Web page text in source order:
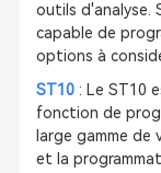
outils d'analyse.
capable de
options à
ST10: Le ST10
fonction de
large gamme de
et la